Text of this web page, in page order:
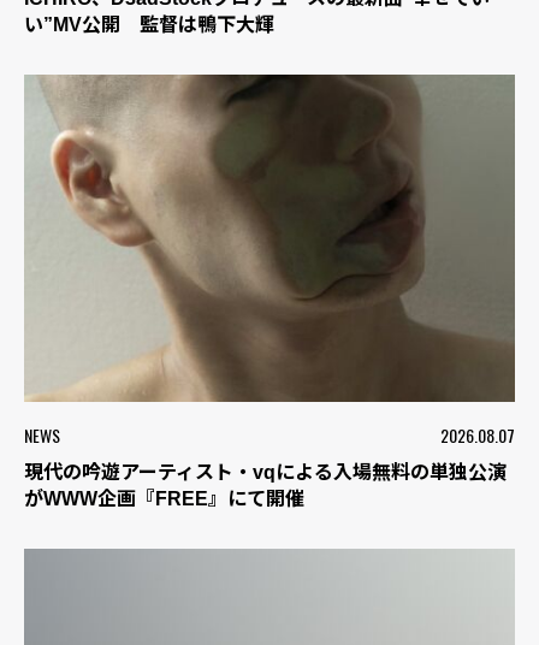
い”MV公開 監督は鴨下大輝
NEWS 2026.08.07
現代の吟遊アーティスト・vqによる入場無料の単独公演
がWWW企画『FREE』にて開催